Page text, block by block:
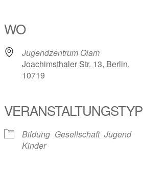
WO
Jugendzentrum Olam
Joachimsthaler Str. 13, Berlin,
10719
VERANSTALTUNGSTYP
Bildung Gesellschaft Jugend
Kinder